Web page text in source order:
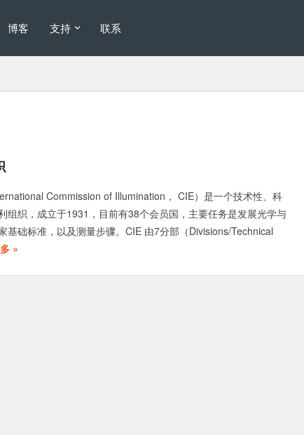
博客 支持 联系
Commission of Illumination， CIE）是一个技术性、科
组织，成立于1931，目前有38个会员国，主要任务是发展光学与
基础标准，以及测量步骤。CIE 由7分部（Divisions/Technical
»